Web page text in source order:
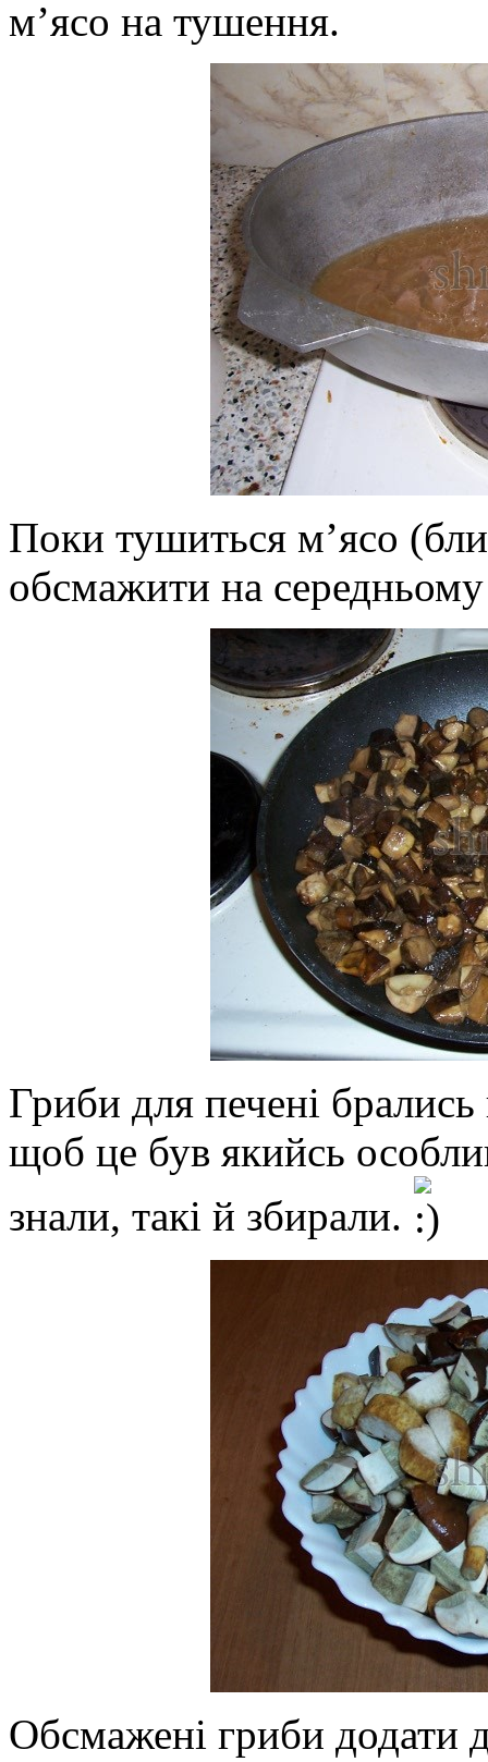
м’ясо на тушення.
Поки тушиться м’ясо
обсмажити на
Гриби для печені
щоб це був якийсь
знали, такі й збирали.
Обсмажені гриби додати